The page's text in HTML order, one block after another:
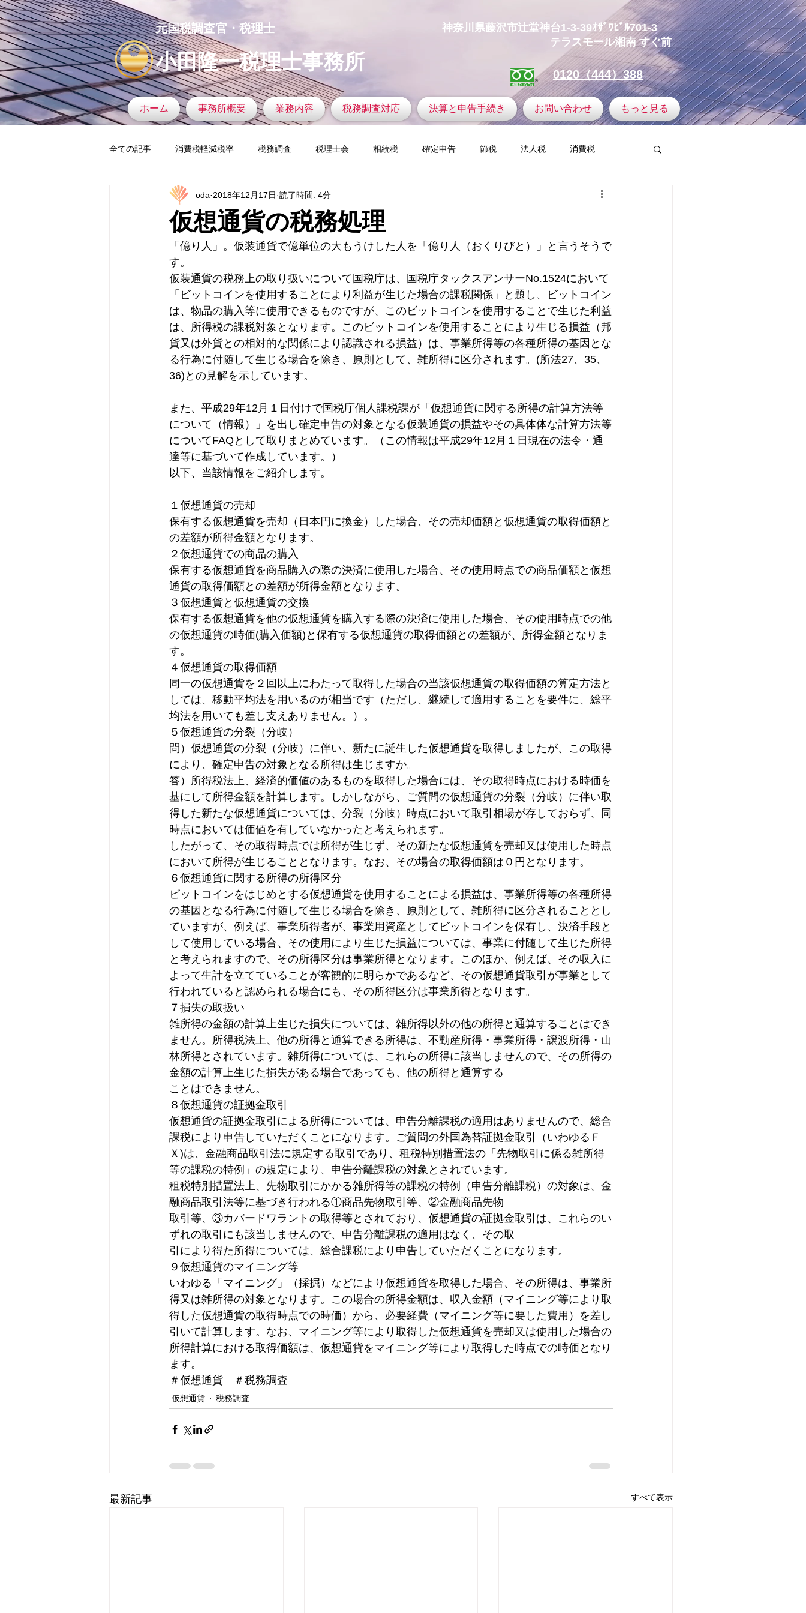
​神奈川県藤沢市辻堂神台1-3-39ｵｻﾞﾜﾋﾞﾙ701-3
テラスモール湘南 すぐ前
0120（444）388
小田隆一税理士事務所
元国税調査官・税理士
ホーム 事務所概要 業務内容 税務調査対応 決算と申告手続き お問い合わせ もっと見る
全ての記事 消費税軽減税率 税務調査 税理士会 相続税 確定申告 節税 法人税 消費税
タックスヘイブン 税務調査官の着眼力 ふるさと納税
マイナンバー 税務署 固定資産税 ゴルフと税金 仮想通貨 今すぐ始める コミュニティ
会計ソフト 国税局 新型コロナウイルス コロナウイルス 新型コロナウイルス感染症
インボイス 税務調査
仮想通貨の税務処理
oda 2018年12月17日 読了時間: 4分
「億り人」。仮装通貨で億単位の大もうけした人を「億り人（おくりびと）」と言うそうで
す。
仮装通貨の税務上の取り扱いについて国税庁は、国税庁タックスアンサーNo.1524において
「ビットコインを使用することにより利益が生じた場合の課税関係」と題し、ビットコイン
は、物品の購入等に使用できるものですが、このビットコインを使用することで生じた利益
は、所得税の課税対象となります。このビットコインを使用することにより生じる損益（邦
貨又は外貨との相対的な関係により認識される損益）は、事業所得等の各種所得の基因とな
る行為に付随して生じる場合を除き、原則として、雑所得に区分されます。(所法27、35、
36)との見解を示しています。
また、平成29年12月１日付けで国税庁個人課税課が「仮想通貨に関する所得の計算方法等
について（情報）」を出し確定申告の対象となる仮装通貨の損益やその具体体な計算方法等
についてFAQとして取りまとめています。（この情報は平成29年12月１日現在の法令・通
達等に基づいて作成しています。）
以下、当該情報をご紹介します。
１仮想通貨の売却
保有する仮想通貨を売却（日本円に換金）した場合、その売却価額と仮想通貨の取得価額と
の差額が所得金額となります。
２仮想通貨での商品の購入
保有する仮想通貨を商品購入の際の決済に使用した場合、その使用時点での商品価額と仮想
通貨の取得価額との差額が所得金額となります。
３仮想通貨と仮想通貨の交換
保有する仮想通貨を他の仮想通貨を購入する際の決済に使用した場合、その使用時点での他
の仮想通貨の時価(購入価額)と保有する仮想通貨の取得価額との差額が、所得金額となりま
す。
４仮想通貨の取得価額
同一の仮想通貨を２回以上にわたって取得した場合の当該仮想通貨の取得価額の算定方法と
しては、移動平均法を用いるのが相当です（ただし、継続して適用することを要件に、総平
均法を用いても差し支えありません。）。
５仮想通貨の分裂（分岐）
問）仮想通貨の分裂（分岐）に伴い、新たに誕生した仮想通貨を取得しましたが、この取得
により、確定申告の対象となる所得は生じますか。
答）所得税法上、経済的価値のあるものを取得した場合には、その取得時点における時価を
基にして所得金額を計算します。しかしながら、ご質問の仮想通貨の分裂（分岐）に伴い取
得した新たな仮想通貨については、分裂（分岐）時点において取引相場が存しておらず、同
時点においては価値を有していなかったと考えられます。
したがって、その取得時点では所得が生じず、その新たな仮想通貨を売却又は使用した時点
において所得が生じることとなります。なお、その場合の取得価額は０円となります。
６仮想通貨に関する所得の所得区分
ビットコインをはじめとする仮想通貨を使用することによる損益は、事業所得等の各種所得
の基因となる行為に付随して生じる場合を除き、原則として、雑所得に区分されることとし
ていますが、例えば、事業所得者が、事業用資産としてビットコインを保有し、決済手段と
して使用している場合、その使用により生じた損益については、事業に付随して生じた所得
と考えられますので、その所得区分は事業所得となります。このほか、例えば、その収入に
よって生計を立てていることが客観的に明らかであるなど、その仮想通貨取引が事業として
行われていると認められる場合にも、その所得区分は事業所得となります。
７損失の取扱い
雑所得の金額の計算上生じた損失については、雑所得以外の他の所得と通算することはでき
ません。所得税法上、他の所得と通算できる所得は、不動産所得・事業所得・譲渡所得・山
林所得とされています。雑所得については、これらの所得に該当しませんので、その所得の
金額の計算上生じた損失がある場合であっても、他の所得と通算する
ことはできません。
８仮想通貨の証拠金取引
仮想通貨の証拠金取引による所得については、申告分離課税の適用はありませんので、総合
課税により申告していただくことになります。ご質問の外国為替証拠金取引（いわゆるＦ
Ｘ)は、金融商品取引法に規定する取引であり、租税特別措置法の「先物取引に係る雑所得
等の課税の特例」の規定により、申告分離課税の対象とされています。
租税特別措置法上、先物取引にかかる雑所得等の課税の特例（申告分離課税）の対象は、金
融商品取引法等に基づき行われる①商品先物取引等、②金融商品先物
取引等、③カバードワラントの取得等とされており、仮想通貨の証拠金取引は、これらのい
ずれの取引にも該当しませんので、申告分離課税の適用はなく、その取
引により得た所得については、総合課税により申告していただくことになります。
９仮想通貨のマイニング等
いわゆる「マイニング」（採掘）などにより仮想通貨を取得した場合、その所得は、事業所
得又は雑所得の対象となります。この場合の所得金額は、収入金額（マイニング等により取
得した仮想通貨の取得時点での時価）から、必要経費（マイニング等に要した費用）を差し
引いて計算します。なお、マイニング等により取得した仮想通貨を売却又は使用した場合の
所得計算における取得価額は、仮想通貨をマイニング等により取得した時点での時価となり
ます。
＃仮想通貨　＃税務調査
仮想通貨 税務調査
最新記事 すべて表示